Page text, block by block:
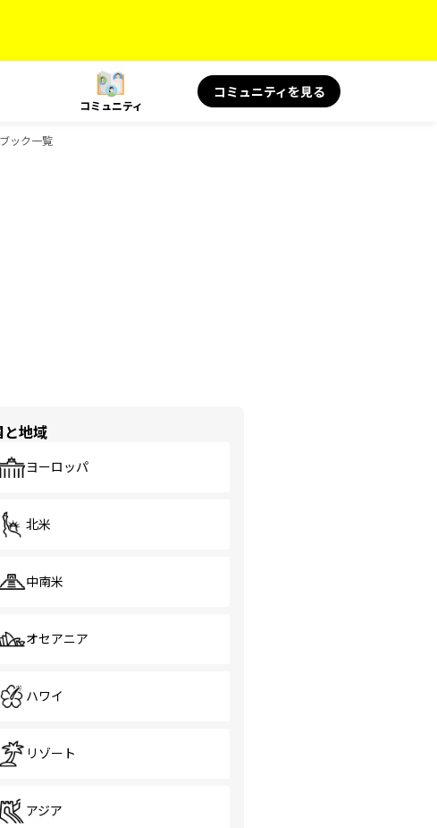
コミュニティ
コミュニティを見る
ック一覧
と地域
ヨーロッパ
北米
中南米
オセアニア
ハワイ
リゾート
アジア